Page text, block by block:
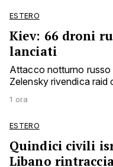
ESTERO
Kiev: 66 droni
lanciati
Attacco notturno russo
Zelensky rivendica raid
1 ora
ESTERO
Quindici civili
Libano